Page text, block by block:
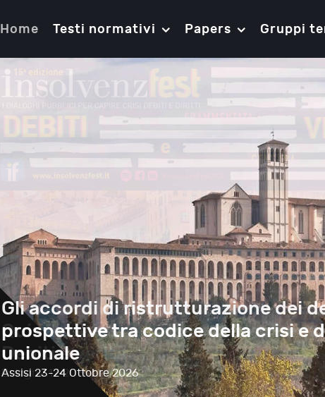
Home Testi normativi Papers Gruppi
Gli accordi di ristrutturazione dei
prospettive tra codice della crisi e
unionale
Assisi 23-24 Ottobre 2026